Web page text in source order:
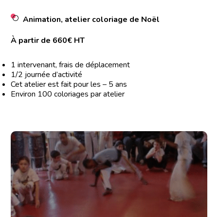
Animation, atelier coloriage de Noël
À partir de 660€ HT
1 intervenant, frais de déplacement
1/2 journée d’activité
Cet atelier est fait pour les – 5 ans
Environ 100 coloriages par atelier